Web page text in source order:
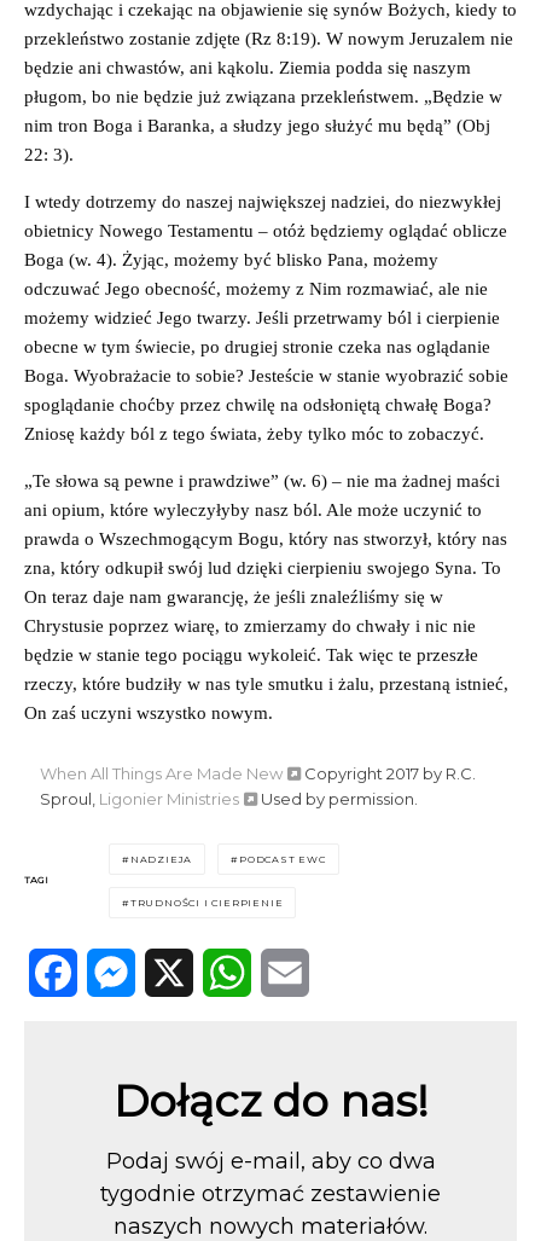
wzdychając i czekając na objawienie się synów Bożych, kiedy to
przekleństwo zostanie zdjęte (Rz 8:19). W nowym Jeruzalem nie
będzie ani chwastów, ani kąkolu. Ziemia podda się naszym
pługom, bo nie będzie już związana przekleństwem. „Będzie w
nim tron Boga i Baranka, a słudzy jego służyć mu będą” (Obj
22: 3).
I wtedy dotrzemy do naszej największej nadziei, do niezwykłej
obietnicy Nowego Testamentu – otóż będziemy oglądać oblicze
Boga (w. 4). Żyjąc, możemy być blisko Pana, możemy
odczuwać Jego obecność, możemy z Nim rozmawiać, ale nie
możemy widzieć Jego twarzy. Jeśli przetrwamy ból i cierpienie
obecne w tym świecie, po drugiej stronie czeka nas oglądanie
Boga. Wyobrażacie to sobie? Jesteście w stanie wyobrazić sobie
spoglądanie choćby przez chwilę na odsłoniętą chwałę Boga?
Zniosę każdy ból z tego świata, żeby tylko móc to zobaczyć.
„Te słowa są pewne i prawdziwe” (w. 6) – nie ma żadnej maści
ani opium, które wyleczyłyby nasz ból. Ale może uczynić to
prawda o Wszechmogącym Bogu, który nas stworzył, który nas
zna, który odkupił swój lud dzięki cierpieniu swojego Syna. To
On teraz daje nam gwarancję, że jeśli znaleźliśmy się w
Chrystusie poprzez wiarę, to zmierzamy do chwały i nic nie
będzie w stanie tego pociągu wykoleić. Tak więc te przeszłe
rzeczy, które budziły w nas tyle smutku i żalu, przestaną istnieć,
On zaś uczyni wszystko nowym.
When All Things Are Made New
Copyright 2017 by R.C.
Sproul, Ligonier Ministries Used by permission.
TAGI
NADZIEJA PODCAST EWC
TRUDNOŚCI I CIERPIENIE
Dołącz do nas!
Podaj swój e-mail, aby co dwa
tygodnie otrzymać zestawienie
naszych nowych materiałów.